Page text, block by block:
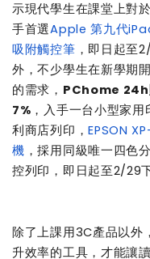
示現代學生在課堂上對
手首選Apple 第九代
吸附觸控筆 ，即日起至
外，不少學生在新學期
的需求， PChome 24h
7% ，入手一台小型家
利商店列印，EPSON
機 ，採用同級唯一四色
控列印，即日起至2/29
除了上課用3C產品以外
升效率的工具，才能讓